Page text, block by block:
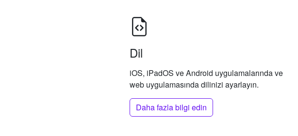
Dil
iOS, iPadOS ve Android uygulamalarında ve
web uygulamasında dilinizi ayarlayın.
Daha fazla bilgi edin